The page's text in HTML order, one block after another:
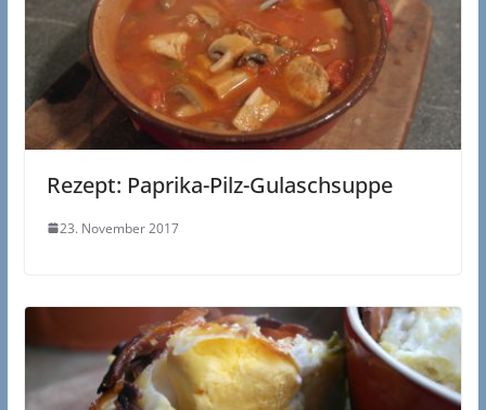
Rezept: Paprika-Pilz-Gulaschsuppe
23. November 2017